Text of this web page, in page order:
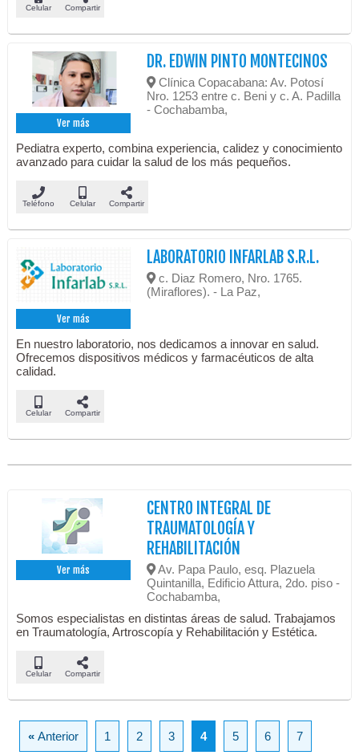
Celular Compartir
Ver más
DR. EDWIN PINTO MONTECINOS
Clínica Copacabana: Av. Potosí
Nro. 1253 entre c. Beni y c. A. Padilla
- Cochabamba,
Pediatra experto, combina experiencia, calidez y conocimiento
avanzado para cuidar la salud de los más pequeños.
Teléfono Celular Compartir
Ver más
LABORATORIO INFARLAB S.R.L.
c. Diaz Romero, Nro. 1765.
(Miraflores). - La Paz,
En nuestro laboratorio, nos dedicamos a innovar en salud.
Ofrecemos dispositivos médicos y farmacéuticos de alta
calidad.
Celular Compartir
Ver más
CENTRO INTEGRAL DE
TRAUMATOLOGÍA Y
REHABILITACIÓN
Av. Papa Paulo, esq. Plazuela
Quintanilla, Edificio Attura, 2do. piso -
Cochabamba,
Somos especialistas en distintas áreas de salud. Trabajamos
en Traumatología, Artroscopía y Rehabilitación y Estética.
Celular Compartir
«Anterior 1 2 3 4 5 6 7